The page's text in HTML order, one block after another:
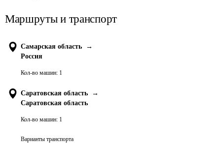
Маршруты и транспорт
Самарская область
→
Россия
Кол-во машин: 1
Саратовская область
→
Саратовская область
Кол-во машин: 1
Варианты транспорта